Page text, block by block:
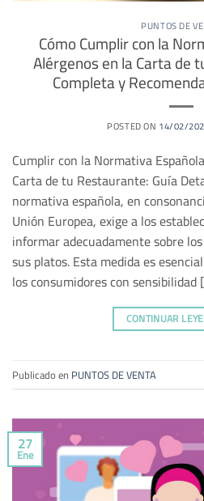
PUNTOS DE
Cómo Cumplir con la
Alérgenos en la Carta de
Completa y
POSTED ON 14/02/
Cumplir con la Normativa
Carta de tu Restaurante: Guía
normativa española, en
Unión Europea, exige a los
informar adecuadamente sobre
sus platos. Esta medida es
los consumidores con
CONTINUAR
Publicado en PUNTOS DE VENTA
27
Ene